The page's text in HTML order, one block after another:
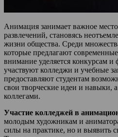
Анимация занимает важное
развлечений, становясь
жизни общества. Среди
которые предлагают
внимание уделяется конкурсам и
участвуют колледжи и учебные
предоставляют студентам
свои творческие идеи и навыки,
коллегами.
Участие колледжей в
молодым художникам и
силы на практике, но и выявить